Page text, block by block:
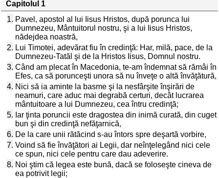
Capitolul 1
1. Pavel, apostol al lui Iisus Hristos, după porunca lui
Dumnezeu, Mântuitorul nostru, şi a lui Iisus Hristos,
nădejdea noastră,
2. Lui Timotei, adevărat fiu în credinţă: Har, milă, pace, de la
Dumnezeu-Tatăl şi de la Hristos Iisus, Domnul nostru.
3. Când am plecat în Macedonia, te-am îndemnat să rămâi în
Efes, ca să porunceşti unora să nu înveţe o altă învăţătură,
4. Nici să ia aminte la basme şi la nesfârşite înşirări de
neamuri, care aduc mai degrabă certuri, decât lucrarea
mântuitoare a lui Dumnezeu, cea întru credinţă;
5. Iar ţinta poruncii este dragostea din inimă curată, din cuget
bun şi din credinţă nefăţarnică,
6. De la care unii rătăcind s-au întors spre deşartă vorbire,
7. Voind să fie învăţători ai Legii, dar neînţelegând nici cele
ce spun, nici cele pentru care dau adeverire.
8. Noi ştim că legea este bună, dacă se foloseşte cineva de
ea potrivit legii;